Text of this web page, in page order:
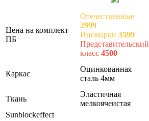
Цена на комплект
ПБ
Отечественные
2999
Иномарки 3599
Представительский
класс 4500
Каркас
Оцинкованная
сталь 4мм
Ткань
Эластичная
мелкоячеистая
Sunblockeffect